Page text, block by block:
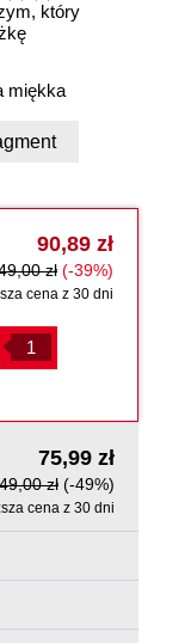
który
miękka
90,89 zł
zł (-39%)
cena z 30 dni
75,99 zł
zł (-49%)
cena z 30 dni